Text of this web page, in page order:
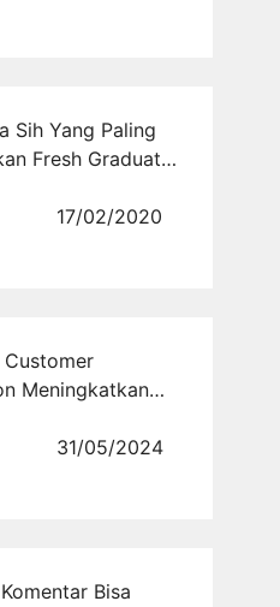
Sih Yang Paling
Fresh Graduate
17/02/2020
Meningkatkan
31/05/2024
Bisa